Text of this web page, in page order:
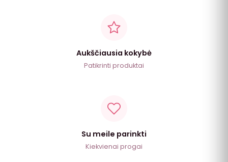
Aukščiausia kokybė
Patikrinti produktai
Su meile parinkti
Kiekvienai progai